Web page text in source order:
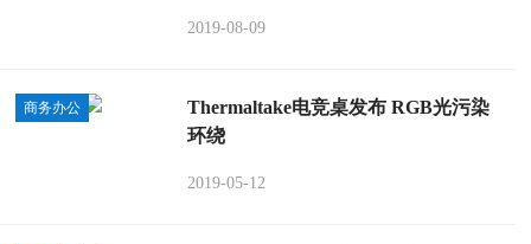
2019-08-09
商务办公
Thermaltake电竞桌发布 RGB光污染
环绕
2019-05-12